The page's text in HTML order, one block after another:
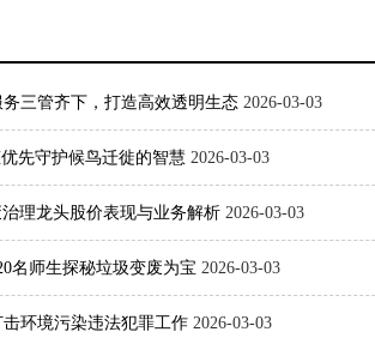
三管齐下，打造高效透明生态 2026-03-03
先守护候鸟迁徙的智慧 2026-03-03
理龙头股价表现与业务解析 2026-03-03
名师生探秘垃圾变废为宝 2026-03-03
环境污染违法犯罪工作 2026-03-03